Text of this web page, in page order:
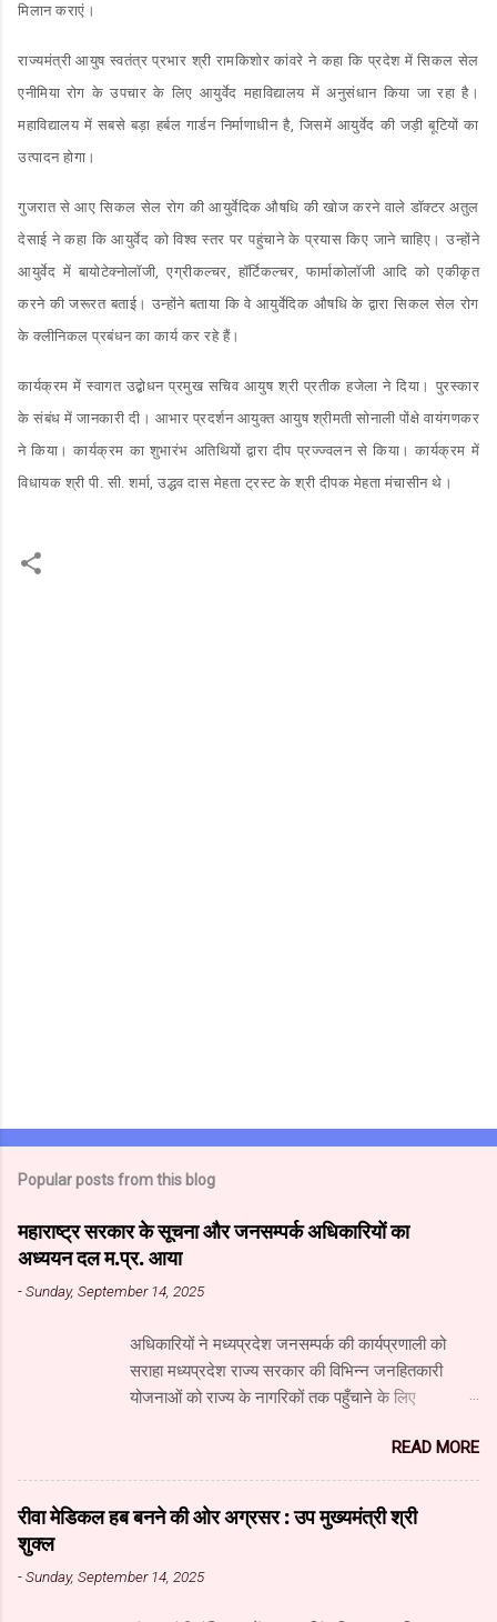
मिलान कराएं।
राज्यमंत्री आयुष स्वतंत्र प्रभार श्री रामकिशोर कांवरे ने कहा कि प्रदेश में सिकल सेल
एनीमिया रोग के उपचार के लिए आयुर्वेद महाविद्यालय में अनुसंधान किया जा रहा है।
महाविद्यालय में सबसे बड़ा हर्बल गार्डन निर्माणाधीन है, जिसमें आयुर्वेद की जड़ी बूटियों का
उत्पादन होगा।
गुजरात से आए सिकल सेल रोग की आयुर्वेदिक औषधि की खोज करने वाले डॉक्टर अतुल
देसाई ने कहा कि आयुर्वेद को विश्व स्तर पर पहुंचाने के प्रयास किए जाने चाहिए। उन्होंने
आयुर्वेद में बायोटेक्नोलॉजी, एग्रीकल्चर, हॉर्टिकल्चर, फार्माकोलॉजी आदि को एकीकृत
करने की जरूरत बताई। उन्होंने बताया कि वे आयुर्वेदिक औषधि के द्वारा सिकल सेल रोग
के क्लीनिकल प्रबंधन का कार्य कर रहे हैं।
कार्यक्रम में स्वागत उद्बोधन प्रमुख सचिव आयुष श्री प्रतीक हजेला ने दिया। पुरस्कार
के संबंध में जानकारी दी। आभार प्रदर्शन आयुक्त आयुष श्रीमती सोनाली पोंक्षे वायंगणकर
ने किया। कार्यक्रम का शुभारंभ अतिथियों द्वारा दीप प्रज्ज्वलन से किया। कार्यक्रम में
विधायक श्री पी. सी. शर्मा, उद्धव दास मेहता ट्रस्ट के श्री दीपक मेहता मंचासीन थे।
Popular posts from this blog
महाराष्ट्र सरकार के सूचना और जनसम्पर्क अधिकारियों का
अध्ययन दल म.प्र. आया
-Sunday, September 14, 2025
अधिकारियों ने मध्यप्रदेश जनसम्पर्क की कार्यप्रणाली को
सराहा मध्यप्रदेश राज्य सरकार की विभिन्न जनहितकारी
योजनाओं को राज्य के नागरिकों तक पहुँचाने के लिए
उपयोग कर रहा है। यहाँ पारंपरिक माध्यमों के साथ नवीनतम
डिजिटल और सोशल मीडिया का भी प्रभावी ढंग से उपयोग
किया जा रहा है। महाराष्ट्र सरकार के सूचना और जनसंपर्क
महानिदेशालय के वरिष्ठ अधिकारियों के अध्ययन दल ने
विभाग एवं माध्यम संस्थान के कार्यों की विस्तृत जानकारी प्राप्त
READ MORE
रीवा मेडिकल हब बनने की ओर अग्रसर : उप मुख्यमंत्री श्री
शुक्ल
-Sunday, September 14, 2025